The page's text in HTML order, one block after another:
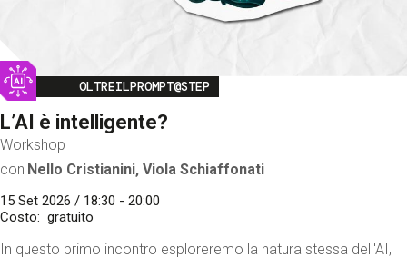
Image
OLTREILPROMPT@STEP
L’AI è intelligente?
Workshop
con Nello Cristianini, Viola Schiaffonati
15 Set 2026 / 18:30 - 20:00
Costo
gratuito
In questo primo incontro esploreremo la natura stessa dell'AI,